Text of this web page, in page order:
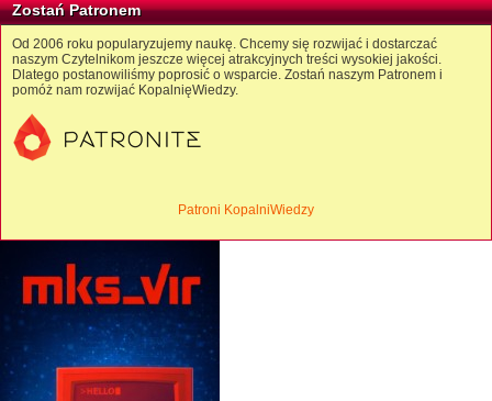
Zostań Patronem
Od 2006 roku popularyzujemy naukę. Chcemy się rozwijać i dostarczać
naszym Czytelnikom jeszcze więcej atrakcyjnych treści wysokiej jakości.
Dlatego postanowiliśmy poprosić o wsparcie. Zostań naszym Patronem i
pomóż nam rozwijać KopalnięWiedzy.
Patroni KopalniWiedzy